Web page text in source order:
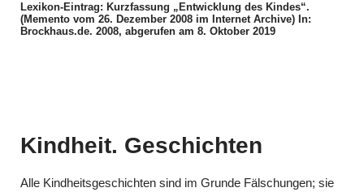
Lexikon-Eintrag: Kurzfassung „Entwicklung des Kindes“.
(Memento vom 26. Dezember 2008 im Internet Archive) In:
Brockhaus.de. 2008, abgerufen am 8. Oktober 2019
Kindheit. Geschichten
Alle Kindheitsgeschichten sind im Grunde Fälschungen; sie